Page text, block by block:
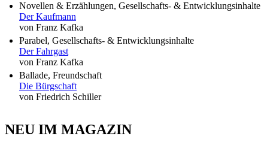
Novellen & Erzählungen, Gesellschafts- & Entwicklungsinhalte
Der Kaufmann
von Franz Kafka
Parabel, Gesellschafts- & Entwicklungsinhalte
Der Fahrgast
von Franz Kafka
Ballade, Freundschaft
Die Bürgschaft
von Friedrich Schiller
NEU IM MAGAZIN